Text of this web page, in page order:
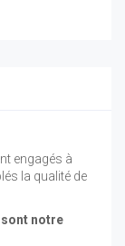
engagés à
la qualité de
notre